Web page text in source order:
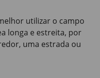
utilizar o campo
longa e estreita, por
uma estrada ou